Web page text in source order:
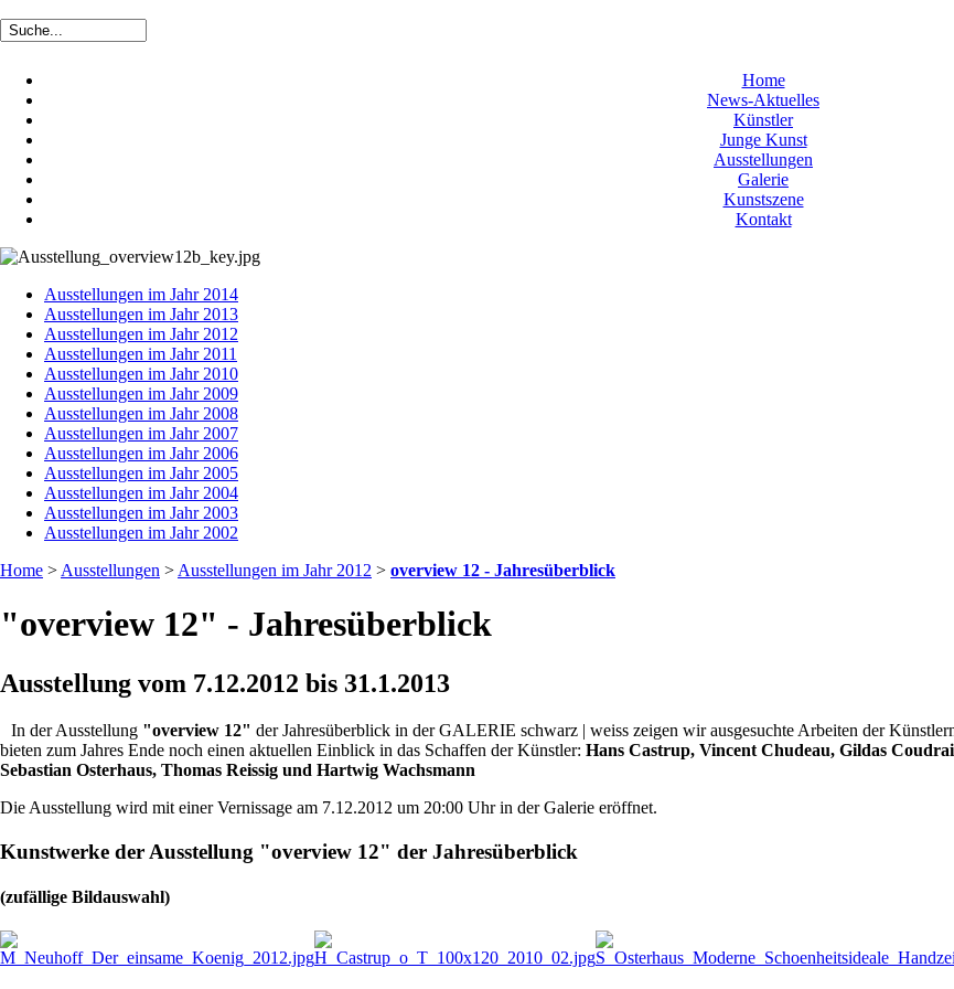
Home
News-Aktuelles
Künstler
Junge Kunst
Ausstellungen
Galerie
Kunstszene
Kontakt
Ausstellungen im Jahr 2014
Ausstellungen im Jahr 2013
Ausstellungen im Jahr 2012
Ausstellungen im Jahr 2011
Ausstellungen im Jahr 2010
Ausstellungen im Jahr 2009
Ausstellungen im Jahr 2008
Ausstellungen im Jahr 2007
Ausstellungen im Jahr 2006
Ausstellungen im Jahr 2005
Ausstellungen im Jahr 2004
Ausstellungen im Jahr 2003
Ausstellungen im Jahr 2002
Home > Ausstellungen > Ausstellungen im Jahr 2012 > overview 12 - Jahresüberblick
"overview 12" - Jahresüberblick
Ausstellung vom 7.12.2012 bis 31.1.2013
In der Ausstellung "overview 12" der Jahresüberblick in der GALERIE schwarz | weiss zeigen wir ausgesuchte Arbeiten der
bieten zum Jahres Ende noch einen aktuellen Einblick in das Schaffen der Künstler: Hans Castrup, Vincent Chudeau, Gildas
Sebastian Osterhaus, Thomas Reissig und Hartwig Wachsmann
Die Ausstellung wird mit einer Vernissage am 7.12.2012 um 20:00 Uhr in der Galerie eröffnet.
Kunstwerke der Ausstellung "overview 12" der Jahresüberblick
(zufällige Bildauswahl)